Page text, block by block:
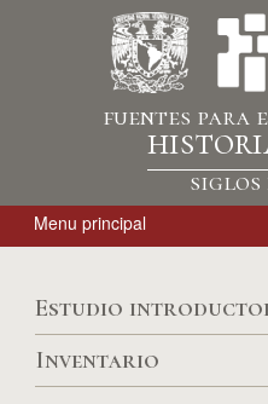
fuentes para
siglos
Menu principal
Estudio
Inventario